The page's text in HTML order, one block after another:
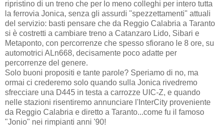
ripristino di un treno che per lo meno colleghi per intero tutta
la ferrovia Jonica, senza gli assurdi "spezzettamenti" attuali
del servizio: basti pensare che da Reggio Calabria a Taranto
si è costretti a cambiare treno a Catanzaro Lido, Sibari e
Metaponto, con percorrenze che spesso sfiorano le 8 ore, su
automotrici ALn668, decisamente poco adatte per
percorrenze del genere.
Solo buoni propositi e tante parole? Speriamo di no, ma
ormai ci crederemo solo quando sulla Jonica rivedremo
sfrecciare una D445 in testa a carrozze UIC-Z, e quando
nelle stazioni risentiremo annunciare l'InterCity proveniente
da Reggio Calabria e diretto a Taranto...come fu il famoso
"Jonio" nei rimpianti anni '90!